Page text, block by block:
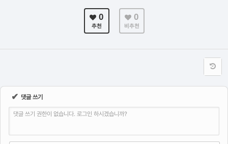
0
추천
0
비추천
✔ 댓글 쓰기
댓글 쓰기 권한이 없습니다. 로그인 하시겠습니까?